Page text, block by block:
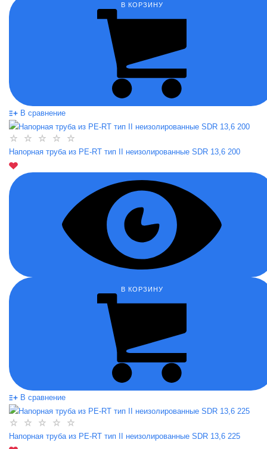
В КОРЗИНУ
В сравнение
Напорная труба из PE-RT тип II неизолированные SDR 13,6 200
В КОРЗИНУ
В сравнение
Напорная труба из PE-RT тип II неизолированные SDR 13,6 225